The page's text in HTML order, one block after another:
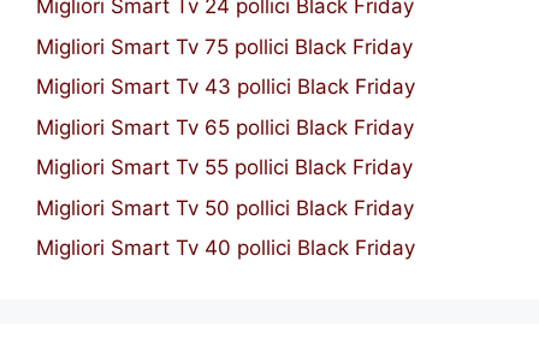
Migliori Smart Tv 24 pollici Black Friday
Migliori Smart Tv 75 pollici Black Friday
Migliori Smart Tv 43 pollici Black Friday
Migliori Smart Tv 65 pollici Black Friday
Migliori Smart Tv 55 pollici Black Friday
Migliori Smart Tv 50 pollici Black Friday
Migliori Smart Tv 40 pollici Black Friday